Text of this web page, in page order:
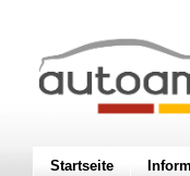
Startseite